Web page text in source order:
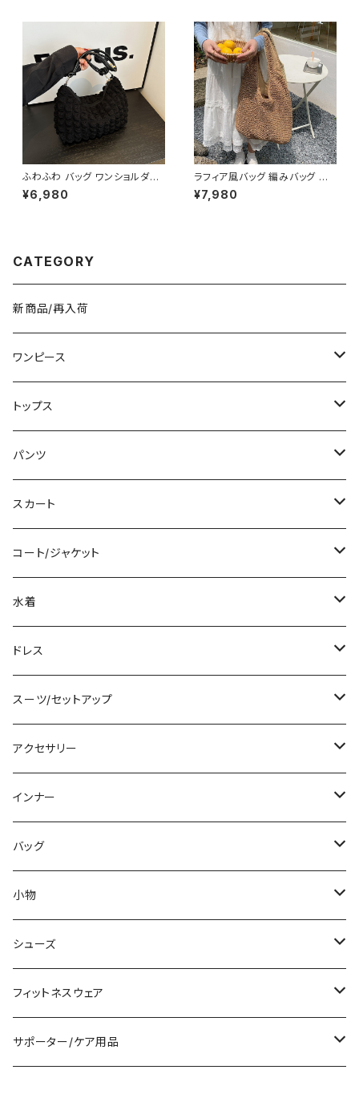
レス 結婚式 パーティー お呼ば
れ ブラック ワインレッド ボルド
ー 10代 20代 30代 40代 C-D
SS1014
ふわふわ バッグ ワンショルダー
バッグ ハンドバッグ 韓国風 レデ
ィース かわいい 小さめ 軽量 お
¥6,980
ラフィア風バッグ 編みバッグ か
ごバッグ レディース 肩掛け 大
容量 ナチュラル素材 韓国ファッ
¥7,980
CATEGORY
新商品/再入荷
ワンピース
ミニ/ショート
ミディアム/ミモレ
ロング/マキシ
袖付き
ノースリーブ
その他
チュニック
トップス
Tシャツ/カットソー
タンクトップ/キャミソール
シャツ/ブラウス
ベアトップ/チューブトップ
カーディガン/ボレロ
ニット/セーター
パーカー
スウェット/トレーナー
その他
パンツ
ショート丈
クロップド丈
ロング丈
デニム
レギンス
その他
オールインワン
スカート
ミニ/ショート
ミディアム/ミモレ
ロング
その他
コート/ジャケット
コート
ジャケット
その他
水着
タンキニ
バンドゥビキニ
ワンピース
ラッシュガード
その他
ドレス
ミニ/ショート
ミディアム/ミモレ
ロング/マキシ
袖付き
ノースリーブ
パンツドレス
ナイトドレス
その他
スーツ/セットアップ
パンツスーツ
スカートスーツ
その他
アクセサリー
ネックレス
ブレスレット
ピアス
コサージュ
リング
その他
インナー
ブラ/ブラトップ/ベアトップ
ショーツ
タンクトップ/キャミソール
半袖/5分
7分/長袖
バッグ
サブバッグ
クラッチバッグ
トートバッグ
ショルダーバッグ
小物
マフラー/スカーフ/ストール
財布
アクセサリーケース
シューズ
スニーカー
ブーツ
フィットネスウェア
セット販売
サポーター/ケア用品